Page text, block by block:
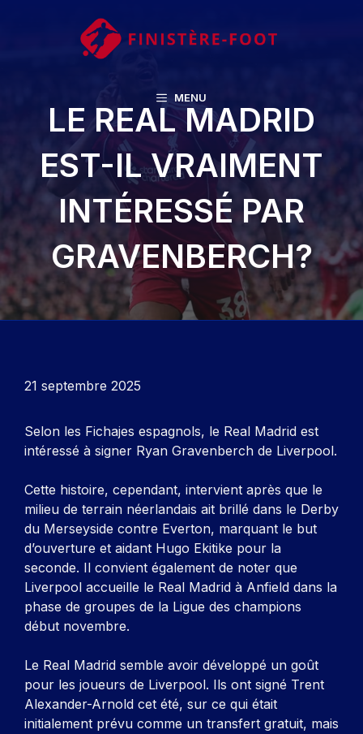
MENU
LE REAL MADRID
EST-IL VRAIMENT
INTÉRESSÉ PAR
GRAVENBERCH?
21 septembre 2025
Selon les Fichajes espagnols, le Real Madrid est
intéressé à signer Ryan Gravenberch de Liverpool.
Cette histoire, cependant, intervient après que le
milieu de terrain néerlandais ait brillé dans le Derby
du Merseyside contre Everton, marquant le but
d’ouverture et aidant Hugo Ekitike pour la
seconde. Il convient également de noter que
Liverpool accueille le Real Madrid à Anfield dans la
phase de groupes de la Ligue des champions
début novembre.
Le Real Madrid semble avoir développé un goût
pour les joueurs de Liverpool. Ils ont signé Trent
Alexander-Arnold cet été, sur ce qui était
initialement prévu comme un transfert gratuit, mais